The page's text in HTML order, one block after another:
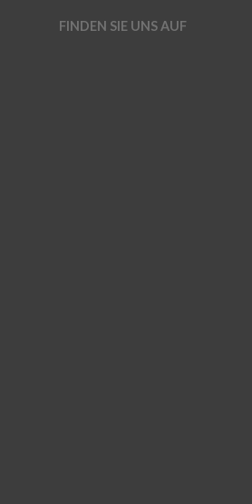
FINDEN SIE UNS AUF